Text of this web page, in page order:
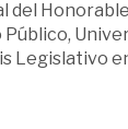
del
Legislativo